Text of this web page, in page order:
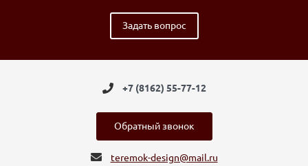
Задать вопрос
+7 (8162) 55-77-12
Обратный звонок
teremok-design@mail.ru